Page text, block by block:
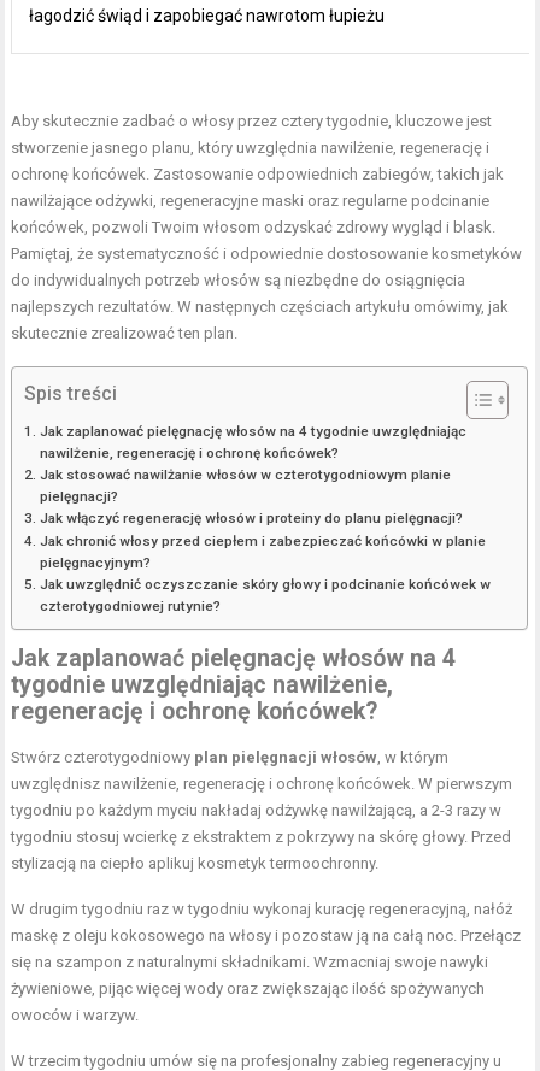
łagodzić świąd i zapobiegać nawrotom łupieżu
Aby skutecznie zadbać o włosy przez cztery tygodnie, kluczowe jest
stworzenie jasnego planu, który uwzględnia nawilżenie, regenerację i
ochronę końcówek. Zastosowanie odpowiednich zabiegów, takich jak
nawilżające odżywki, regeneracyjne maski oraz regularne podcinanie
końcówek, pozwoli Twoim włosom odzyskać zdrowy wygląd i blask.
Pamiętaj, że systematyczność i odpowiednie dostosowanie kosmetyków
do indywidualnych potrzeb włosów są niezbędne do osiągnięcia
najlepszych rezultatów. W następnych częściach artykułu omówimy, jak
skutecznie zrealizować ten plan.
Spis treści
Jak zaplanować pielęgnację włosów na 4 tygodnie uwzględniając
nawilżenie, regenerację i ochronę końcówek?
Jak stosować nawilżanie włosów w czterotygodniowym planie
pielęgnacji?
Jak włączyć regenerację włosów i proteiny do planu pielęgnacji?
Jak chronić włosy przed ciepłem i zabezpieczać końcówki w planie
pielęgnacyjnym?
Jak uwzględnić oczyszczanie skóry głowy i podcinanie końcówek w
czterotygodniowej rutynie?
Jak zaplanować pielęgnację włosów na 4
tygodnie uwzględniając nawilżenie,
regenerację i ochronę końcówek?
Stwórz czterotygodniowy plan pielęgnacji włosów , w którym
uwzględnisz nawilżenie, regenerację i ochronę końcówek. W pierwszym
tygodniu po każdym myciu nakładaj odżywkę nawilżającą, a 2-3 razy w
tygodniu stosuj wcierkę z ekstraktem z pokrzywy na skórę głowy. Przed
stylizacją na ciepło aplikuj kosmetyk termoochronny.
W drugim tygodniu raz w tygodniu wykonaj kurację regeneracyjną, nałóż
maskę z oleju kokosowego na włosy i pozostaw ją na całą noc. Przełącz
się na szampon z naturalnymi składnikami. Wzmacniaj swoje nawyki
żywieniowe, pijąc więcej wody oraz zwiększając ilość spożywanych
owoców i warzyw.
W trzecim tygodniu umów się na profesjonalny zabieg regeneracyjny u